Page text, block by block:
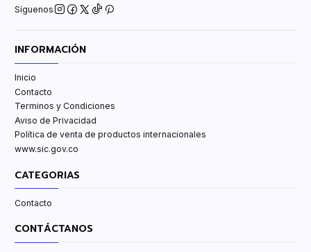
Síguenos
INFORMACIÓN
Inicio
Contacto
Terminos y Condiciones
Aviso de Privacidad
Política de venta de productos internacionales
www.sic.gov.co
CATEGORIAS
Contacto
CONTÁCTANOS